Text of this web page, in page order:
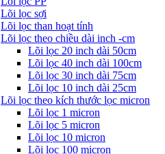
Lõi lọc sợi
Lõi lọc than hoạt tính
Lõi lọc theo chiều dài inch -cm
Lõi lọc 20 inch dài 50cm
Lõi lọc 40 inch dài 100cm
Lõi lọc 30 inch dài 75cm
Lõi lọc 10 inch dài 25cm
Lõi lọc theo kích thước lọc micron
Lõi lọc 1 micron
Lõi lọc 5 micron
Lõi lọc 10 micron
Lõi lọc 100 micron